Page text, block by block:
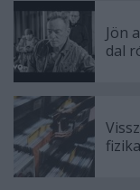
Jön
dal